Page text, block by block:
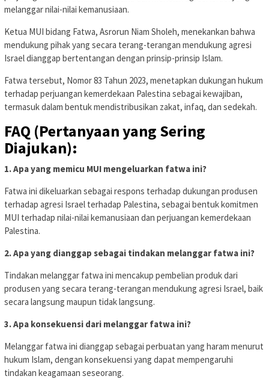
melanggar nilai-nilai kemanusiaan.
Ketua MUI bidang Fatwa, Asrorun Niam Sholeh, menekankan bahwa
mendukung pihak yang secara terang-terangan mendukung agresi
Israel dianggap bertentangan dengan prinsip-prinsip Islam.
Fatwa tersebut, Nomor 83 Tahun 2023, menetapkan dukungan hukum
terhadap perjuangan kemerdekaan Palestina sebagai kewajiban,
termasuk dalam bentuk mendistribusikan zakat, infaq, dan sedekah.
FAQ (Pertanyaan yang Sering
Diajukan):
1. Apa yang memicu MUI mengeluarkan fatwa ini?
Fatwa ini dikeluarkan sebagai respons terhadap dukungan produsen
terhadap agresi Israel terhadap Palestina, sebagai bentuk komitmen
MUI terhadap nilai-nilai kemanusiaan dan perjuangan kemerdekaan
Palestina.
2. Apa yang dianggap sebagai tindakan melanggar fatwa ini?
Tindakan melanggar fatwa ini mencakup pembelian produk dari
produsen yang secara terang-terangan mendukung agresi Israel, baik
secara langsung maupun tidak langsung.
3. Apa konsekuensi dari melanggar fatwa ini?
Melanggar fatwa ini dianggap sebagai perbuatan yang haram menurut
hukum Islam, dengan konsekuensi yang dapat mempengaruhi
tindakan keagamaan seseorang.